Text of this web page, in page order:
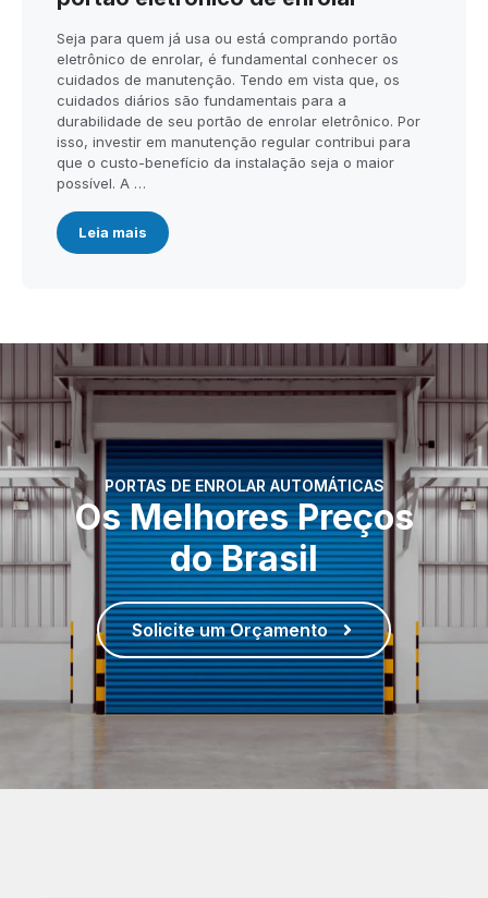
Seja para quem já usa ou está comprando portão
eletrônico de enrolar, é fundamental conhecer os
cuidados de manutenção. Tendo em vista que, os
cuidados diários são fundamentais para a
durabilidade de seu portão de enrolar eletrônico. Por
isso, investir em manutenção regular contribui para
que o custo-benefício da instalação seja o maior
possível. A …
Leia mais
PORTAS DE ENROLAR AUTOMÁTICAS
Os Melhores Preços
do Brasil
Solicite um Orçamento